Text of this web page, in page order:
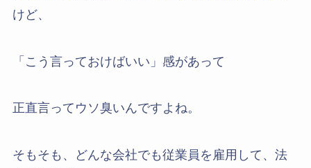
けど、
「こう言っておけばいい」感があって
正直言ってウソ臭いんですよね。
そもそも、どんな会社でも従業員を雇用して、法